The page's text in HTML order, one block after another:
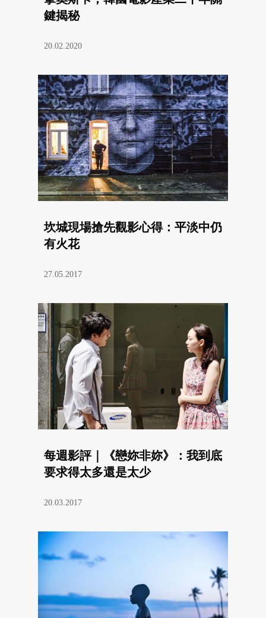
鍵揭秘
20.02.2020
坎城現場搶先觀影心得：平淡中仍
有火花
27.05.2017
每週影評｜《戀妳非妳》：我到底
要求得太多還是太少
20.03.2017